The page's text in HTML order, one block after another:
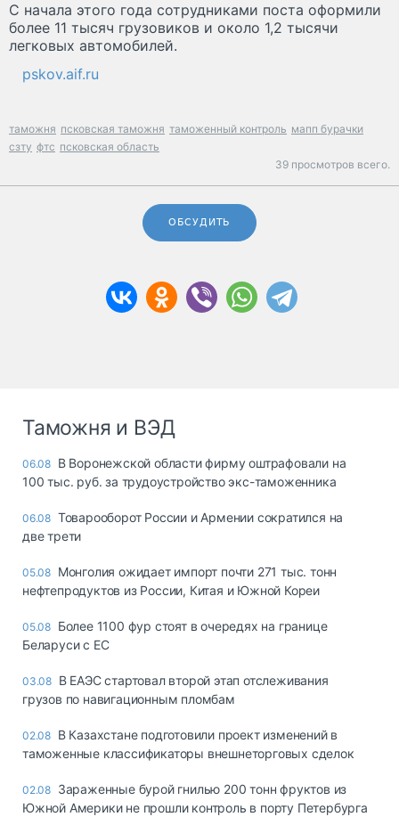
С начала этого года сотрудниками поста оформили
более 11 тысяч грузовиков и около 1,2 тысячи
легковых автомобилей.
pskov.aif.ru
таможня псковская таможня таможенный контроль мапп бурачки
сзту фтс псковская область
39 просмотров всего.
ОБСУДИТЬ
Таможня и ВЭД
06.08 В Воронежской области фирму оштрафовали на
100 тыс. руб. за трудоустройство экс-таможенника
06.08 Товарооборот России и Армении сократился на
две трети
05.08 Монголия ожидает импорт почти 271 тыс. тонн
нефтепродуктов из России, Китая и Южной Кореи
05.08 Более 1100 фур стоят в очередях на границе
Беларуси с ЕС
03.08 В ЕАЭС стартовал второй этап отслеживания
грузов по навигационным пломбам
02.08 В Казахстане подготовили проект изменений в
таможенные классификаторы внешнеторговых сделок
02.08 Зараженные бурой гнилью 200 тонн фруктов из
Южной Америки не прошли контроль в порту Петербурга